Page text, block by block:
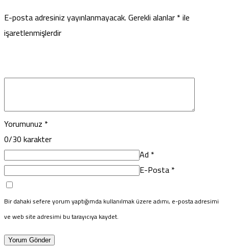
E-posta adresiniz yayınlanmayacak.Gerekli alanlar*ile
işaretlenmişlerdir
Yorumunuz *
0/30 karakter
Ad *
E-Posta*
Bir dahaki sefere yorum yaptığımda kullanılmak üzere adımı, e-posta adresimi
ve web site adresimi bu tarayıcıya kaydet.
Yorum Gönder